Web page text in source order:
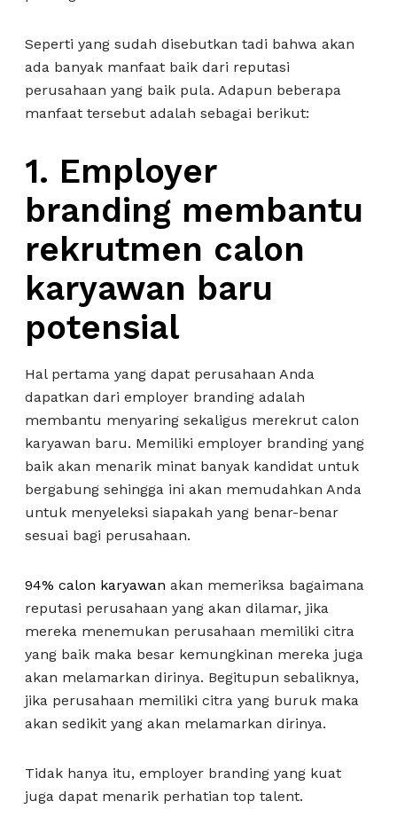
Seperti yang sudah disebutkan tadi bahwa akan
ada banyak manfaat baik dari reputasi
perusahaan yang baik pula. Adapun beberapa
manfaat tersebut adalah sebagai berikut:
1. Employer
branding membantu
rekrutmen calon
karyawan baru
potensial
Hal pertama yang dapat perusahaan Anda
dapatkan dari employer branding adalah
membantu menyaring sekaligus merekrut calon
karyawan baru. Memiliki employer branding yang
baik akan menarik minat banyak kandidat untuk
bergabung sehingga ini akan memudahkan Anda
untuk menyeleksi siapakah yang benar-benar
sesuai bagi perusahaan.
94% calon karyawan akan memeriksa bagaimana
reputasi perusahaan yang akan dilamar, jika
mereka menemukan perusahaan memiliki citra
yang baik maka besar kemungkinan mereka juga
akan melamarkan dirinya. Begitupun sebaliknya,
jika perusahaan memiliki citra yang buruk maka
akan sedikit yang akan melamarkan dirinya.
Tidak hanya itu, employer branding yang kuat
juga dapat menarik perhatian top talent.